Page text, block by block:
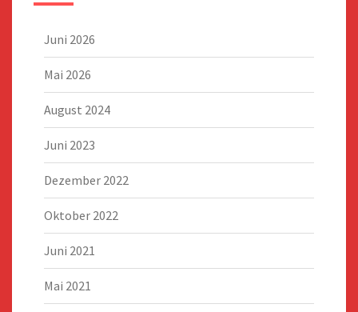
Juni 2026
Mai 2026
August 2024
Juni 2023
Dezember 2022
Oktober 2022
Juni 2021
Mai 2021